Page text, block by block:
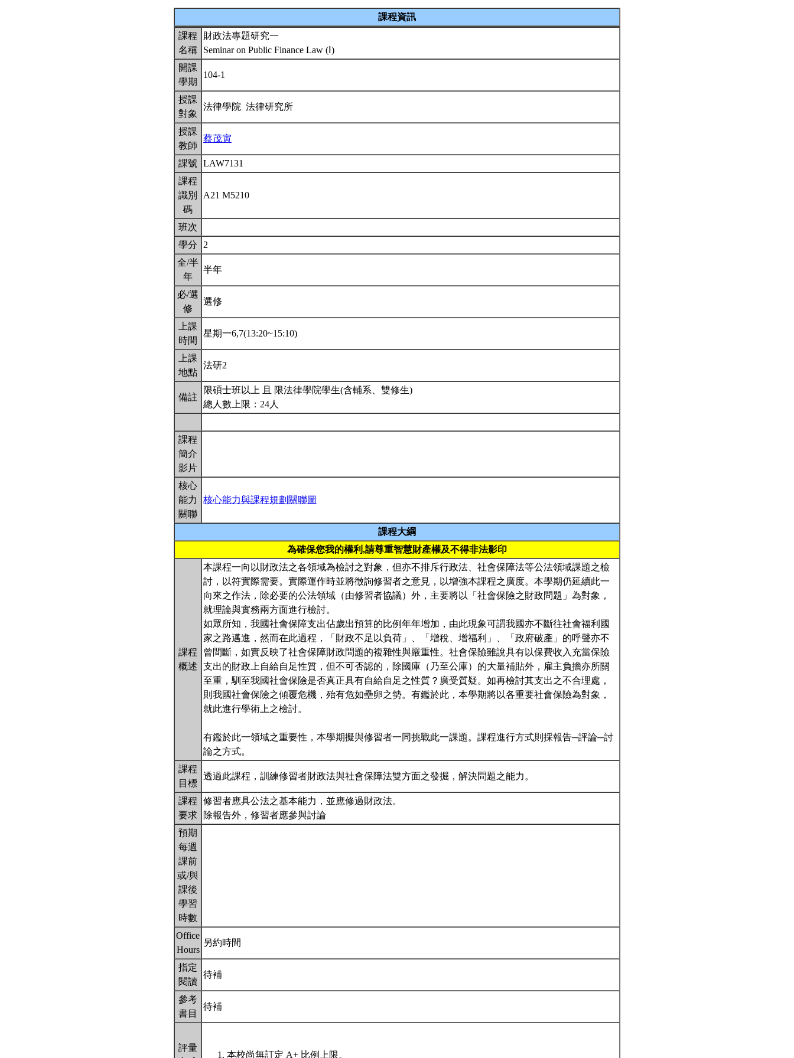
課程資訊
課程
名稱
財政法專題研究一
Seminar on Public Finance Law (Ⅰ)
開課
學期
104-1
授課
對象
法律學院 法律研究所
授課
教師
蔡茂寅
課號
LAW7131
課程
識別
碼
A21 M5210
班次
學分
2
全/半
年
半年
必/選
修
選修
上課
時間
星期一6,7(13:20~15:10)
上課
地點
法研2
備註
限碩士班以上 且 限法律學院學生(含輔系、雙修生)
總人數上限：24人
課程
簡介
影片
核心
能力
關聯
核心能力與課程規劃關聯圖
課程大綱
為確保您我的權利,請尊重智慧財產權及不得非法影印
課程
概述
本課程一向以財政法之各領域為檢討之對象，但亦不排斥行政法、社會保障法等公法領域課題之檢
討，以符實際需要。實際運作時並將徵詢修習者之意見，以增強本課程之廣度。本學期仍延續此一
向來之作法，除必要的公法領域（由修習者協議）外，主要將以「社會保險之財政問題」為對象，
就理論與實務兩方面進行檢討。
如眾所知，我國社會保障支出佔歲出預算的比例年年增加，由此現象可謂我國亦不斷往社會福利國
家之路邁進，然而在此過程，「財政不足以負荷」、「增稅、增福利」、「政府破產」的呼聲亦不
曾間斷，如實反映了社會保障財政問題的複雜性與嚴重性。社會保險雖說具有以保費收入充當保險
支出的財政上自給自足性質，但不可否認的，除國庫（乃至公庫）的大量補貼外，雇主負擔亦所關
至重，馴至我國社會保險是否真正具有自給自足之性質？廣受質疑。如再檢討其支出之不合理處，
則我國社會保險之傾覆危機，殆有危如壘卵之勢。有鑑於此，本學期將以各重要社會保險為對象，
就此進行學術上之檢討。
有鑑於此一領域之重要性，本學期擬與修習者一同挑戰此一課題。課程進行方式則採報告─評論─討
論之方式。
課程
目標
透過此課程，訓練修習者財政法與社會保障法雙方面之發掘，解決問題之能力。
課程
要求
修習者應具公法之基本能力，並應修過財政法。
除報告外，修習者應參與討論
預期
每週
課前
或/與
課後
學習
時數
Office
Hours
另約時間
指定
閱讀
待補
參考
書目
待補
評量
本校尚無訂定 A+ 比例上限。